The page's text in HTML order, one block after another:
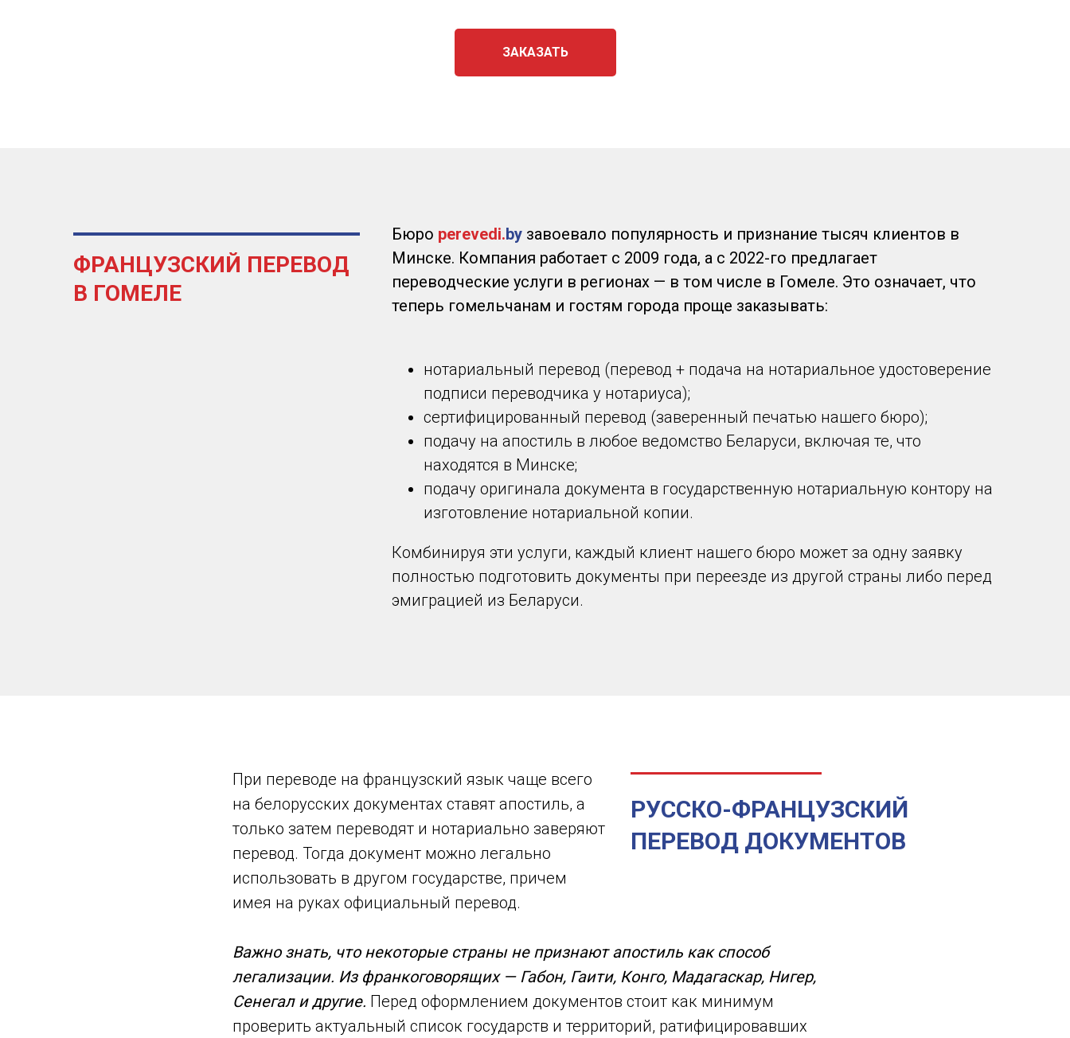
ЗАКАЗАТЬ
ФРАНЦУЗСКИЙ ПЕРЕВОД
В ГОМЕЛЕ
Бюро perevedi.by завоевало популярность и признание тысяч клиентов в
Минске. Компания работает с 2009 года, а с 2022-го предлагает
переводческие услуги в регионах — в том числе в Гомеле. Это означает, что
теперь гомельчанам и гостям города проще заказывать:
нотариальный перевод (перевод + подача на нотариальное удостоверение
подписи переводчика у нотариуса);
сертифицированный перевод (заверенный печатью нашего бюро);
подачу на апостиль в любое ведомство Беларуси, включая те, что
находятся в Минске;
подачу оригинала документа в государственную нотариальную контору на
изготовление нотариальной копии.
Комбинируя эти услуги, каждый клиент нашего бюро может за одну заявку
полностью подготовить документы при переезде из другой страны либо перед
эмиграцией из Беларуси.
РУССКО-ФРАНЦУЗСКИЙ
ПЕРЕВОД ДОКУМЕНТОВ
При переводе на французский язык чаще всего
на белорусских документах ставят апостиль, а
только затем переводят и нотариально заверяют
перевод. Тогда документ можно легально
использовать в другом государстве, причем
имея на руках официальный перевод.
Важно знать, что некоторые страны не признают апостиль как способ
легализации. Из франкоговорящих — Габон, Гаити, Конго, Мадагаскар, Нигер,
Сенегал и другие. Перед оформлением документов стоит как минимум
проверить актуальный список государств и территорий, ратифицировавших